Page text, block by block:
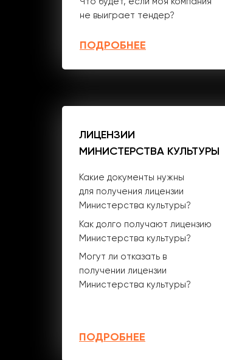
ПОДРОБНЕЕ
не выиграет тендер?
ЛИЦЕНЗИИ
МИНИСТЕРСТВА КУЛЬТУРЫ
ПОДРОБНЕЕ
Какие документы нужны
для получения лицензии
Министерства культуры?
Как долго получают лицензию
Министерства культуры?
Могут ли отказать в
получении лицензии
Министерства культуры?